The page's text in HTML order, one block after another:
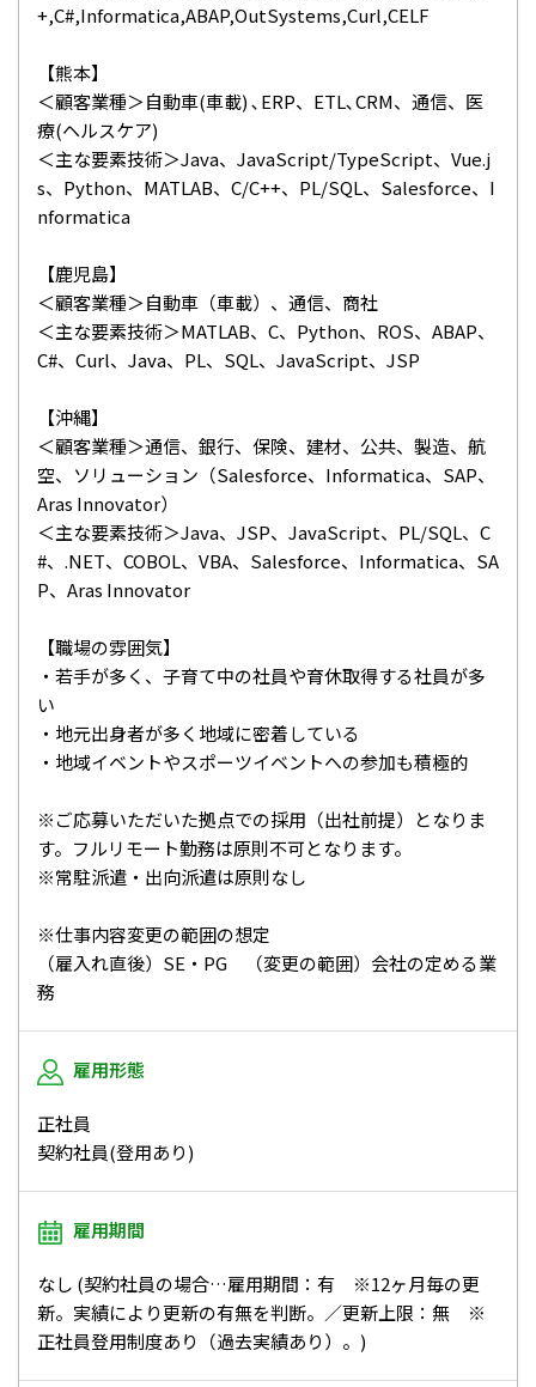
+,C#,Informatica,ABAP,OutSystems,Curl,CELF
【熊本】
＜顧客業種＞自動車(車載) ､ERP、ETL､CRM、通信、医
療(ヘルスケア)
＜主な要素技術＞Java、JavaScript/TypeScript、Vue.j
s、Python、MATLAB、C/C++、PL/SQL、Salesforce、I
nformatica
【鹿児島】
＜顧客業種＞自動車（車載）、通信、商社
＜主な要素技術＞MATLAB、C、Python、ROS、ABAP、
C#、Curl、Java、PL、SQL、JavaScript、JSP
【沖縄】
＜顧客業種＞通信、銀行、保険、建材、公共、製造、航
空、ソリューション（Salesforce、Informatica、SAP、
Aras Innovator）
＜主な要素技術＞Java、JSP、JavaScript、PL/SQL、C
#、.NET、COBOL、VBA、Salesforce、Informatica、SA
P、Aras Innovator
【職場の雰囲気】
・若手が多く、子育て中の社員や育休取得する社員が多
い
・地元出身者が多く地域に密着している
・地域イベントやスポーツイベントへの参加も積極的
※ご応募いただいた拠点での採用（出社前提）となりま
す。フルリモート勤務は原則不可となります。
※常駐派遣・出向派遣は原則なし
※仕事内容変更の範囲の想定
（雇入れ直後）SE・PG （変更の範囲）会社の定める業
務
雇用形態
正社員
契約社員(登用あり)
雇用期間
なし (契約社員の場合…雇用期間：有 ※12ヶ月毎の更
新。実績により更新の有無を判断。／更新上限：無 ※
正社員登用制度あり（過去実績あり）。)